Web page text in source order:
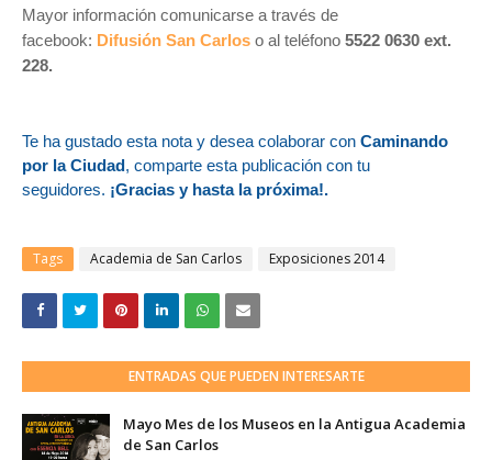
Mayor información comunicarse a través de
facebook: Difusión San Carlos o al teléfono 5522 0630 ext.
228.
Te ha gustado esta nota y desea colaborar con Caminando
por la Ciudad, comparte esta publicación con tu
seguidores. ¡Gracias y hasta la próxima!.
Tags Academia de San Carlos Exposiciones 2014
ENTRADAS QUE PUEDEN INTERESARTE
Mayo Mes de los Museos en la Antigua Academia
de San Carlos